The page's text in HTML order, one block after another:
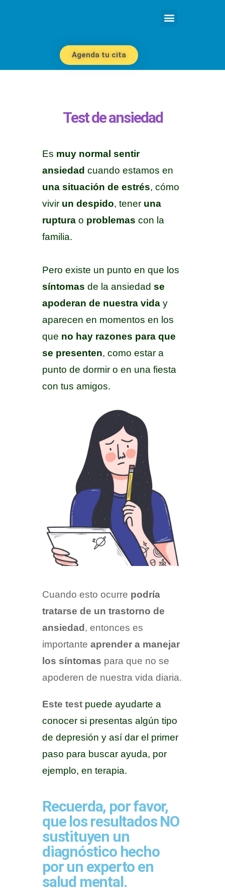
Agenda tu cita
Test de ansiedad
Es muy normal sentir
ansiedad cuando estamos en
una situación de estrés, cómo
vivir un despido, tener una
ruptura o problemas con la
familia.
Pero existe un punto en que los
síntomas de la ansiedad se
apoderan de nuestra vida y
aparecen en momentos en los
que no hay razones para que
se presenten, como estar a
punto de dormir o en una fiesta
con tus amigos.
Cuando esto ocurre podría
tratarse de un trastorno de
ansiedad, entonces es
importante aprender a manejar
los síntomas para que no se
apoderen de nuestra vida diaria.
Este test puede ayudarte a
conocer si presentas algún tipo
de depresión y así dar el primer
paso para buscar ayuda, por
ejemplo, en terapia.
Recuerda, por favor,
que los resultados NO
sustituyen un
diagnóstico hecho
por un experto en
salud mental.